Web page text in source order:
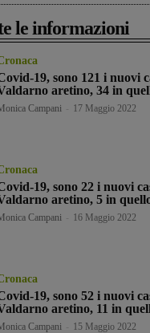
le informazioni
19, sono 121 i nuovi
aretino, 34 in
Campani 17 Maggio 2022
19, sono 22 i nuovi
aretino, 5 in
Campani 16 Maggio 2022
19, sono 52 i nuovi
aretino, 11 in
Campani 15 Maggio 2022